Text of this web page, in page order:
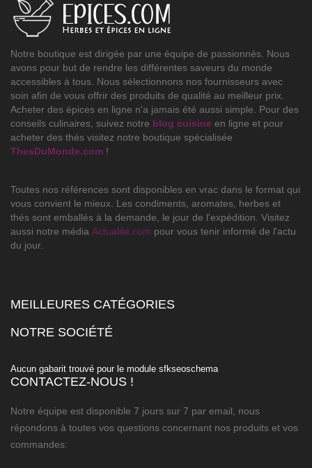
Notre boutique est dirigée par une équipe de passionnés. Nous
avons pour but de rendre les différentes saveurs du monde
accessibles à tous. Nous sélectionnons nos fournisseurs avec
soin afin de vous offrir des produits de qualité au meilleur prix.
Acheter des épices en ligne n'a jamais été aussi simple. Pour des
conseils culinaires, suivez notre blog cuisine en ligne et pour
acheter des thés visitez notre boutique spécialisée
ThesDuMonde.com !
Toutes nos références sont disponibles en vrac dans le format qui
vous convient le mieux. Les condiments, aromates, herbes et
thés sont emballés à la demande, le jour de l'expédition. Visitez
aussi notre média Actualité.com pour vous tenir informé de l'actu
du jour.
MEILLEURES CATÉGORIES
NOTRE SOCIÉTÉ
Aucun gabarit trouvé pour le module sfkseoschema
CONTACTEZ-NOUS !
Notre équipe est disponible 7 jours sur 7 par email, nous
répondons à toutes vos questions concernant nos produits et vos
commandes: